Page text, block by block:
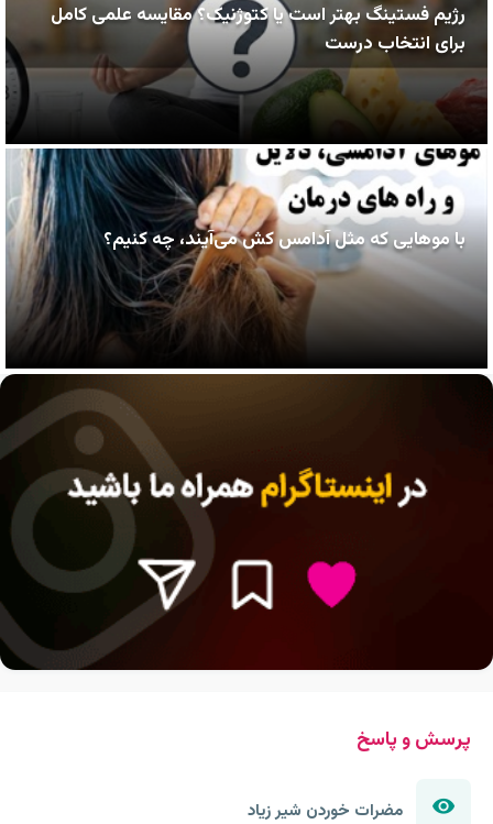
رژیم فستینگ بهتر است یا کتوژنیک؟ مقایسه علمی کامل
برای انتخاب درست
با موهایی که مثل آدامس کش می‌آیند، چه کنیم؟
پرسش و پاسخ
مضرات خوردن شیر زیاد